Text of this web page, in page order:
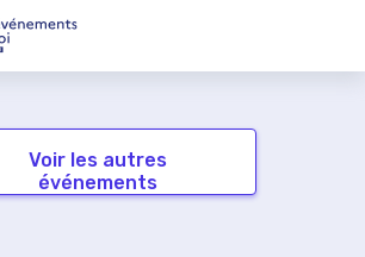
Voir les autres
événements